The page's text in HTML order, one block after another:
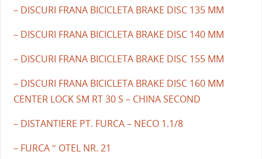
– DISCURI FRANA BICICLETA BRAKE DISC 135 MM
– DISCURI FRANA BICICLETA BRAKE DISC 140 MM
– DISCURI FRANA BICICLETA BRAKE DISC 155 MM
– DISCURI FRANA BICICLETA BRAKE DISC 160 MM
CENTER LOCK SM RT 30 S – CHINA SECOND
– DISTANTIERE PT. FURCA – NECO 1.1/8
– FURCA ″ OTEL NR. 21